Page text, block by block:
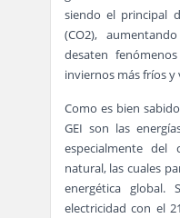
siendo el principal
(CO2),
desaten
inviernos más fríos y
Como es bien
GEI son las
especialmente
natural, las cuales
energética global.
electricidad con el